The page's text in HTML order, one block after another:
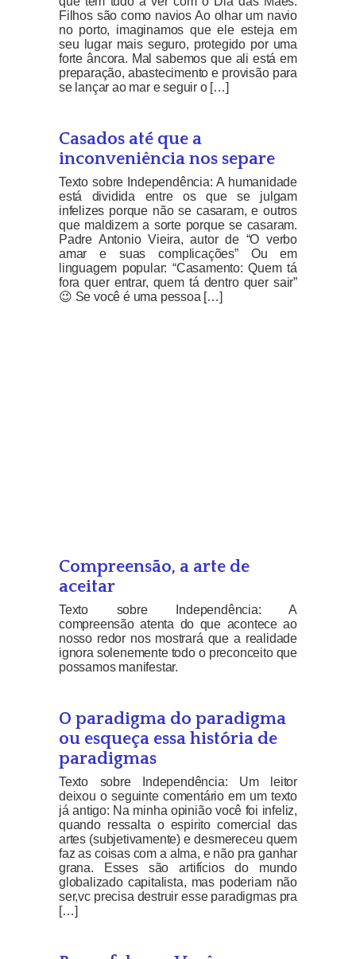
Filhos são como navios Ao olhar um navio
no porto, imaginamos que ele esteja em
seu lugar mais seguro, protegido por uma
forte âncora. Mal sabemos que ali está em
preparação, abastecimento e provisão para
se lançar ao mar e seguir o […]
Casados até que a
inconveniência nos separe
Texto sobre Independência: A humanidade
está dividida entre os que se julgam
infelizes porque não se casaram, e outros
que maldizem a sorte porque se casaram.
Padre Antonio Vieira, autor de “O verbo
amar e suas complicações” Ou em
linguagem popular: “Casamento: Quem tá
fora quer entrar, quem tá dentro quer sair”
😉 Se você é uma pessoa […]
Compreensão, a arte de
aceitar
Texto sobre Independência: A
compreensão atenta do que acontece ao
nosso redor nos mostrará que a realidade
ignora solenemente todo o preconceito que
possamos manifestar.
O paradigma do paradigma
ou esqueça essa história de
paradigmas
Texto sobre Independência: Um leitor
deixou o seguinte comentário em um texto
já antigo: Na minha opinião você foi infeliz,
quando ressalta o espirito comercial das
artes (subjetivamente) e desmereceu quem
faz as coisas com a alma, e não pra ganhar
grana. Esses são artifícios do mundo
globalizado capitalista, mas poderiam não
ser,vc precisa destruir esse paradigmas pra
[…]